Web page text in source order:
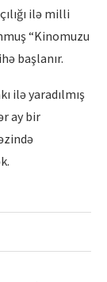
ilə milli
“Kinomuzu
başlanır.
ilə yaradılmış
ay bir